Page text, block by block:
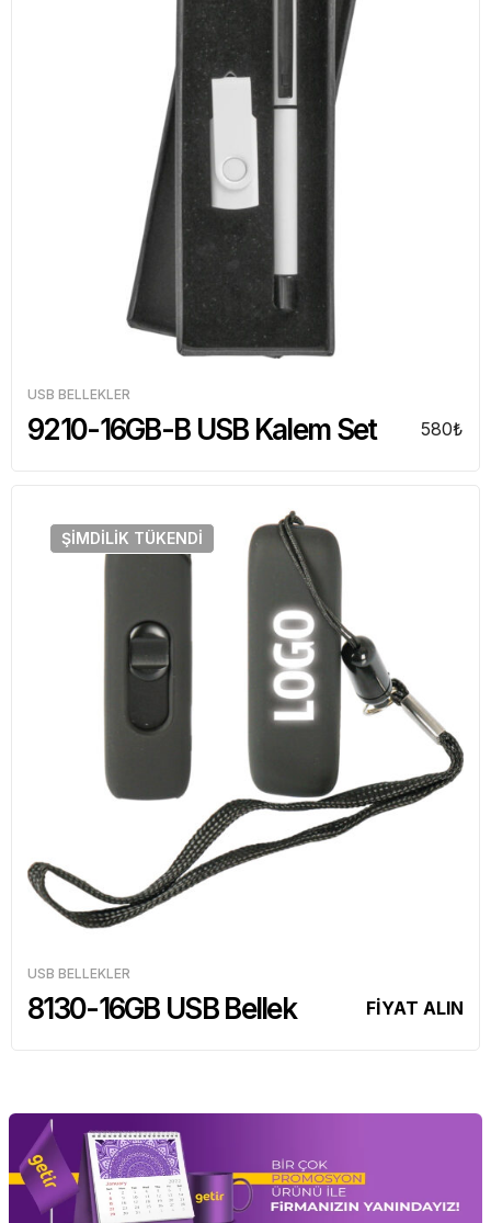
USB BELLEKLER
9210-16GB-B USB Kalem Set 580₺
ŞIMDILIK TÜKENDI
USB BELLEKLER
8130-16GB USB Bellek FİYAT ALIN